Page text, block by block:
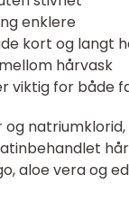
enklere
kort og langt
hårvask
viktig for både
aloe vera og